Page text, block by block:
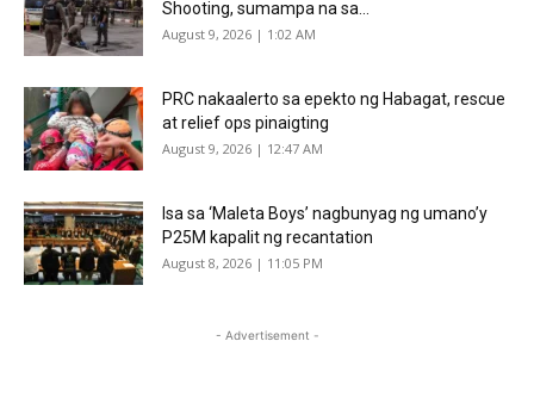
Shooting, sumampa na sa...
August 9, 2026 | 1:02 AM
PRC nakaalerto sa epekto ng Habagat, rescue
at relief ops pinaigting
August 9, 2026 | 12:47 AM
Isa sa ‘Maleta Boys’ nagbunyag ng umano’y
P25M kapalit ng recantation
August 8, 2026 | 11:05 PM
- Advertisement -